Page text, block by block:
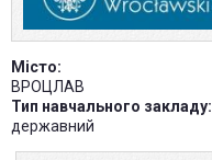
Місто:
ВРОЦЛАВ
Тип навчального закладу:
державний